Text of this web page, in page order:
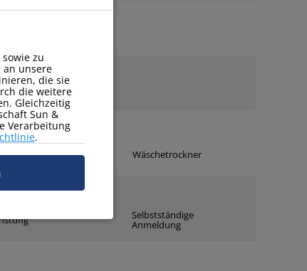
Wäschetrockner
Selbstständige
Anmeldung
zu
an unsere
die sie
die weitere
Gleichzeitig
Sun &
Verarbeitung
.